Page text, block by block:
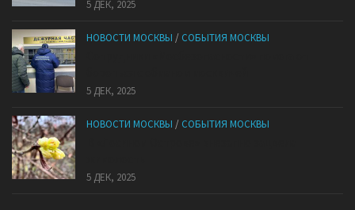
5 ДЕК, 2025
НОВОСТИ МОСКВЫ / СОБЫТИЯ МОСКВЫ
5 ДЕК, 2025
НОВОСТИ МОСКВЫ / СОБЫТИЯ МОСКВЫ
5 ДЕК, 2025